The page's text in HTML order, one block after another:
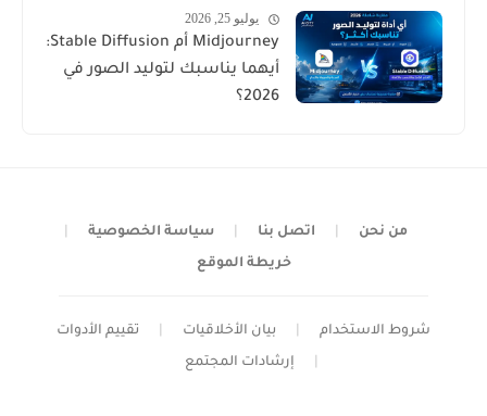
يوليو 25, 2026
Midjourney أم Stable Diffusion:
أيهما يناسبك لتوليد الصور في
2026؟
من نحن اتصل بنا سياسة الخصوصية
خريطة الموقع
شروط الاستخدام بيان الأخلاقيات تقييم الأدوات
إرشادات المجتمع